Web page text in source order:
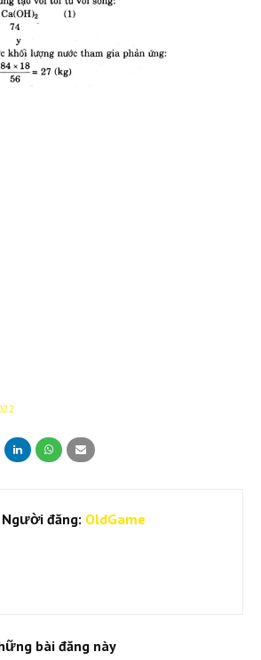
Người đăng: OldGame
bài đăng này